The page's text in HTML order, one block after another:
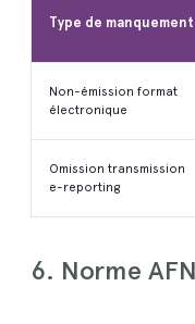
Type de manquement
Non-émission format
électronique
Omission transmission
e-reporting
6. Norme